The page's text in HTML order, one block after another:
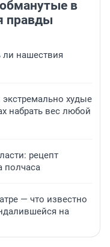
в
правды
ли нашествия
худые
набрать вес любой
рецепт
полчаса
— что известно
на